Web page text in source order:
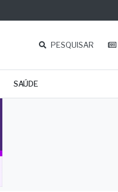
PESQUISAR
SAÚDE